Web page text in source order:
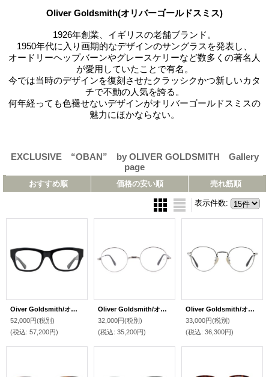
Oliver Goldsmith(オリバーゴールドスミス)
1926年創業、イギリスの老舗ブランド。
1950年代に入り画期的なデザインのサングラスを発表し、
オードリーヘップバーンやグレースケリーなど数多くの著名人
が愛用していたことで有名。
今では当時のデザインを復刻させたクラッシクかつ新しいカタ
チで不動の人気を誇る。
何年経っても色褪せないデザインがオリバーゴールドスミスの
魅力にほかならない。
EXCLUSIVE “OBAN” by OLIVER GOLDSMITH Gallery
page
おすすめ順 価格の安い順 売れ筋順
表示件数:
Oiver Goldsmith/オリバー ゴールドスミス【CELLULOID CONSUL-s】NO 52サイズ
52,000円(税別)
(税込: 57,200円)
Oliver Goldsmith/オリバー ゴールドスミス【Oliver Oban】Silver 46サイズ
32,000円(税別)
(税込: 35,200円)
Oliver Goldsmith/オリバー ゴールドスミス【RADRETT】Silver 48サイズ
33,000円(税別)
(税込: 36,300円)